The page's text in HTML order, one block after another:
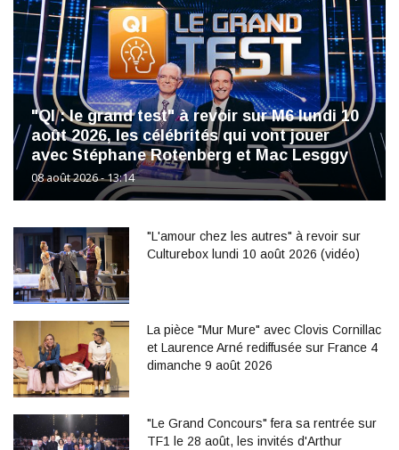
"QI : le grand test" à revoir sur M6 lundi 10
août 2026, les célébrités qui vont jouer
avec Stéphane Rotenberg et Mac Lesggy
08 août 2026 - 13:14
"L'amour chez les autres" à revoir sur
Culturebox lundi 10 août 2026 (vidéo)
La pièce "Mur Mure" avec Clovis Cornillac
et Laurence Arné rediffusée sur France 4
dimanche 9 août 2026
"Le Grand Concours" fera sa rentrée sur
TF1 le 28 août, les invités d'Arthur